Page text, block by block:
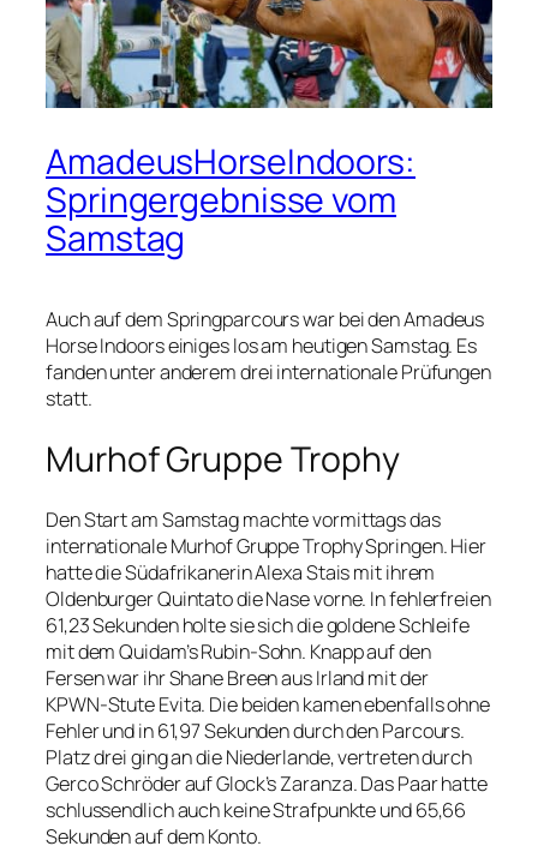
AmadeusHorseIndoors:
Springergebnisse vom
Samstag
Auch auf dem Springparcours war bei den Amadeus
Horse Indoors einiges los am heutigen Samstag. Es
fanden unter anderem drei internationale Prüfungen
statt.
Murhof Gruppe Trophy
Den Start am Samstag machte vormittags das
internationale Murhof Gruppe Trophy Springen. Hier
hatte die Südafrikanerin Alexa Stais mit ihrem
Oldenburger Quintato die Nase vorne. In fehlerfreien
61,23 Sekunden holte sie sich die goldene Schleife
mit dem Quidam’s Rubin-Sohn. Knapp auf den
Fersen war ihr Shane Breen aus Irland mit der
KPWN-Stute Evita. Die beiden kamen ebenfalls ohne
Fehler und in 61,97 Sekunden durch den Parcours.
Platz drei ging an die Niederlande, vertreten durch
Gerco Schröder auf Glock’s Zaranza. Das Paar hatte
schlussendlich auch keine Strafpunkte und 65,66
Sekunden auf dem Konto.